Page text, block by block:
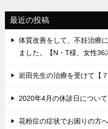
最近の投稿
体質改善をして、不妊治療
ました。【N・T様、女性36
岩田先生の治療を受けて【
2020年4月の休診日について
花粉症の症状でお困りの方